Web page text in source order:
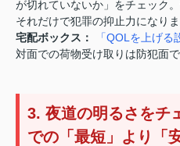
が切れていないか」をチェック
それだけで犯罪の抑止力になりま
宅配ボックス：
「QOLを上げる
対面での荷物受け取りは防犯面
3. 夜道の明るさをチ
での「最短」より「